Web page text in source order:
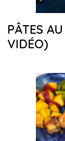
PÂTES
VIDÉO)